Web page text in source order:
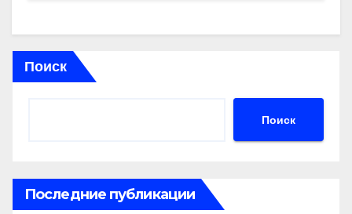
Поиск
Поиск
Последние публикации